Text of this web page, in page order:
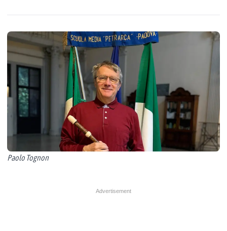
Paolo Tognon